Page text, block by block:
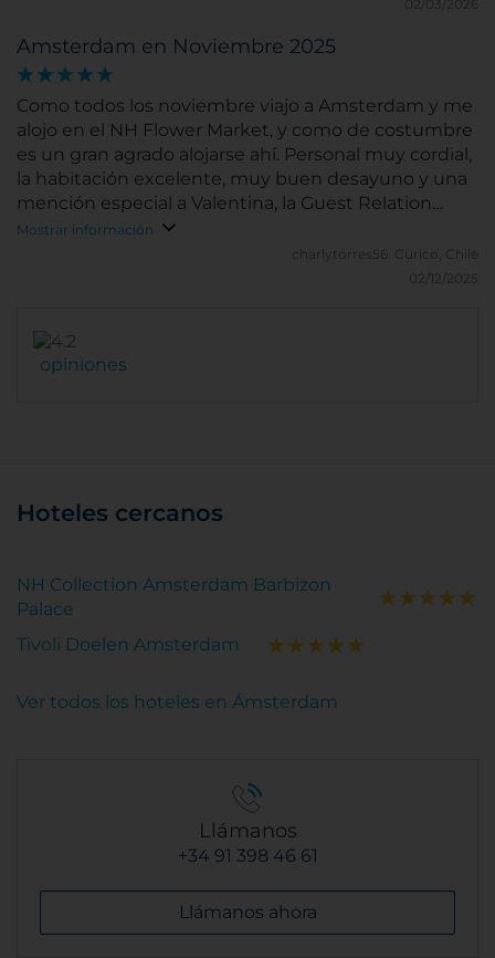
02/03/2026
Amsterdam en Noviembre 2025
Como todos los noviembre viajo a Amsterdam y me
alojo en el NH Flower Market, y como de costumbre
es un gran agrado alojarse ahí. Personal muy cordial,
la habitación excelente, muy buen desayuno y una
mención especial a Valentina, la Guest Relation
Manager, ¡lo mejor¡
Mostrar información
charlytorres56.
Curico, Chile
02/12/2025
opiniones
Hoteles cercanos
NH Collection Amsterdam Barbizon
Palace
Tivoli Doelen Amsterdam
Ver todos los hoteles en Ámsterdam
Llámanos
+34 91 398 46 61
Llámanos ahora